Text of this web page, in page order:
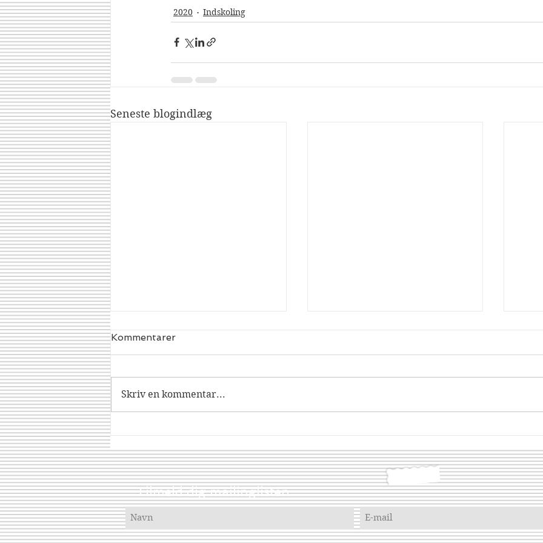
2020 Indskoling
Seneste blogindlæg
Dracorex
Kommentarer
Skriv en kommentar...
Tilmeld dig mailinglisten